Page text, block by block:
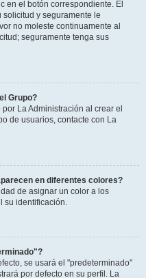
en el botón correspondiente. El
y seguramente le
no moleste continuamente al
seguramente tenga sus
Grupo?
La Administración al crear el
de usuarios, contacte con La
en diferentes colores?
de asignar un color a los
su identificación.
se usará el "predeterminado"
por defecto en su perfil. La